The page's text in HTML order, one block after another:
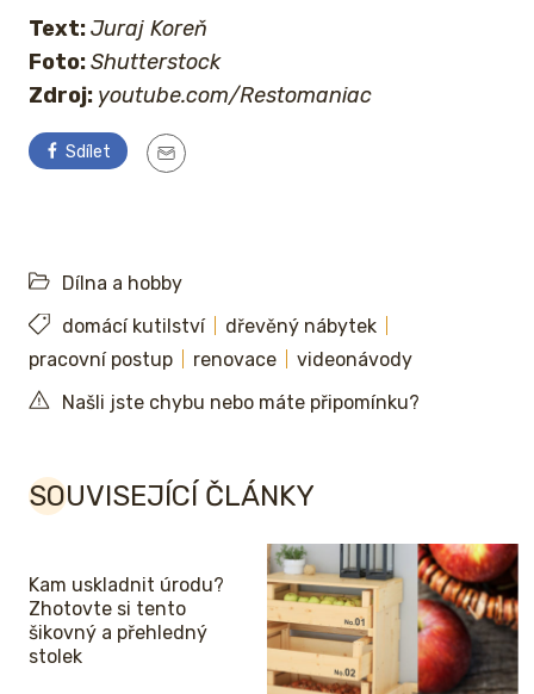
Text:Juraj Koreň
Foto:Shutterstock
Zdroj: youtube.com/Restomaniac
Sdílet
Dílna a hobby
domácí kutilství
dřevěný nábytek
pracovní postup
renovace
videonávody
Našli jste chybu nebo máte připomínku?
SOUVISEJÍCÍ ČLÁNKY
Kam uskladnit úrodu?
Zhotovte si tento
šikovný a přehledný
stolek